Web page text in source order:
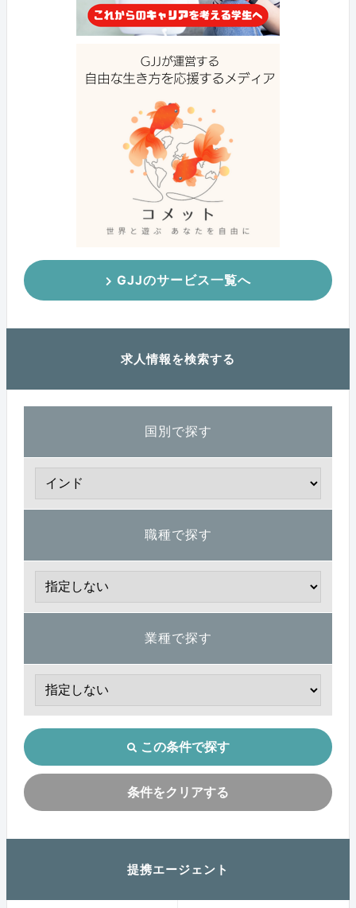
GJJのサービス一覧へ
求人情報を検索する
国別で探す
職種で探す
業種で探す
この条件で探す
条件をクリアする
提携エージェント